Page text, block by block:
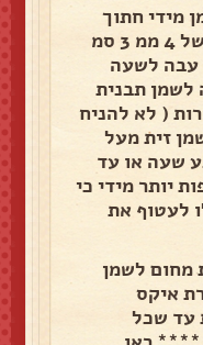
מידי חתוך
לרצועות ארוכות בעובי של 4 ממ 3 סמ
עבה לשעה
לשמן תבנית
( לא להניח
זית מעל
שעה או עד
יותר מידי כי
לעטוף את
מחום לשמן
איקס
עד שכל